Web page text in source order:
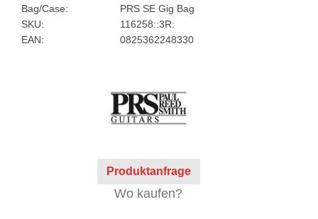
Bag/Case:
PRS SE Gig Bag
SKU:
116258::3R:
EAN:
0825362248330
Produktanfrage
Wo kaufen?